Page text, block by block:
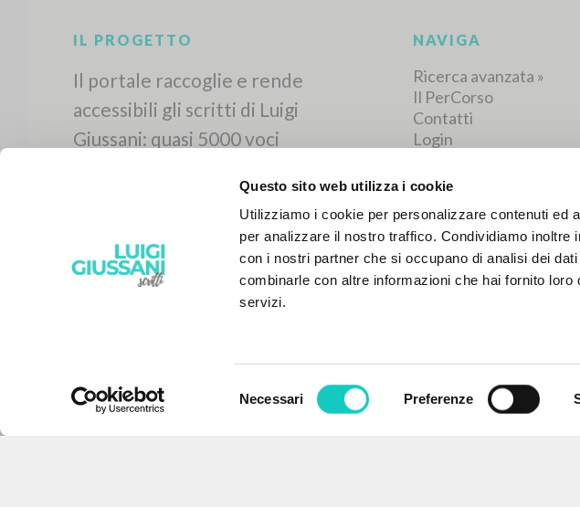
Questo sito web utilizza i cookie
Utilizziamo i cookie per personalizzare contenuti ed
per analizzare il nostro traffico. Condividiamo
con i nostri partner che si occupano di analisi dei
combinarle con altre informazioni che hai fornito
servizi.
Necessari Preferenze
IL PROGETTO NAVIGA